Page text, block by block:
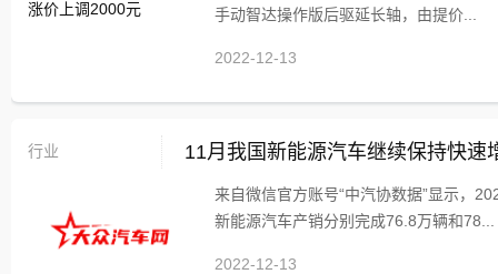
手动智达操作版后驱延长轴，由提价...
2022-12-13
行业 11月我国新能源汽车继续保持快速
来自微信官方账号“中汽协数据”显示，
新能源汽车产销分别完成76.8万辆和78...
2022-12-13